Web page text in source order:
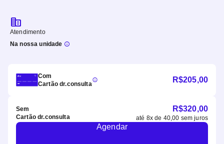
Atendimento
Na nossa unidade
Com
Cartão dr.consulta
R$205,00
Sem
Cartão dr.consulta
R$320,00
até 8x de 40,00 sem juros
Agendar